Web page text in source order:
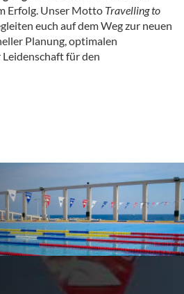
Erfolg. Unser Motto Travelling to
euch auf dem Weg zur neuen
Planung, optimalen
für den